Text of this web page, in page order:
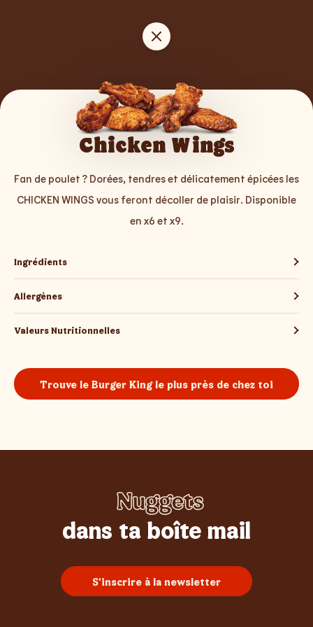
Chicken Wings
Fan de poulet ? Dorées, tendres et délicatement épicées les
CHICKEN WINGS vous feront décoller de plaisir. Disponible
en x6 et x9.
Ingrédients
Allergènes
Valeurs Nutritionnelles
Trouve le Burger King le plus près de chez toi
Whopper
Nuggets
Frites
Burgers
Poulet
Sundae
dans ta boîte mail
S'inscrire à la newsletter